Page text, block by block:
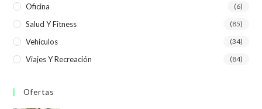
Oficina (6)
Salud Y Fitness (85)
Vehículos (34)
Viajes Y Recreación (84)
Ofertas